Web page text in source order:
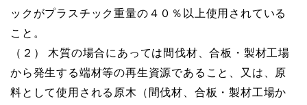
ックがプラスチック重量の４０％以上使用されている
こと。
（２） 木質の場合にあっては間伐材、合板・製材工場
から発生する端材等の再生資源であること、又は、原
料として使用される原木（間伐材、合板・製材工場か